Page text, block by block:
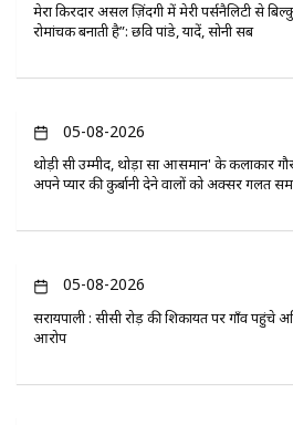
मेरा किरदार असल ज़िंदगी में मेरी पर्सनैलिटी से
रोमांचक बनाती है”: छवि पांडे, यादें, सोनी सब
05-08-2026
थोड़ी सी उम्मीद, थोड़ा सा आसमान' के कलाकार
अपने प्यार की कुर्बानी देने वालों को अक्सर गलत
05-08-2026
सरायपाली : सीसी रोड़ की शिकायत पर गाँव पहुंचे
आरोप